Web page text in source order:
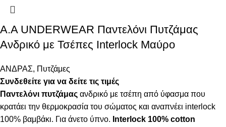
A.A UNDERWEAR Παντελόνι Πυτζάμας
Ανδρικό με Τσέπες Interlock Μαύρο
ΑΝΔΡΑΣ, Πυτζάμες
Συνδεθείτε για να δείτε τις τιμές
Παντελόνι πυτζάμας ανδρικό με τσέπη από ύφασμα που
κρατάει την θερμοκρασία του σώματος και αναπνέει interlock
100% βαμβάκι. Για άνετο ύπνο. Interlock 100% cotton